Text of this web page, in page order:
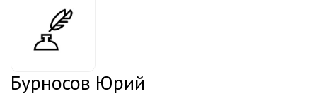
Бурносов Юрий